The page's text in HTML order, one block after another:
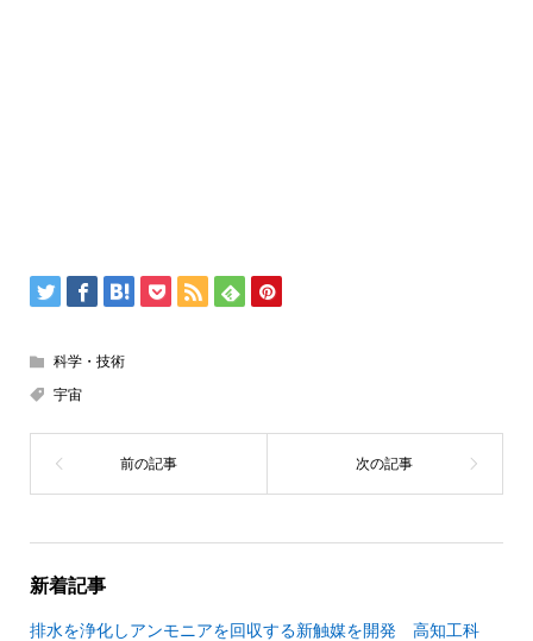
科学・技術
宇宙
新着記事
排水を浄化しアンモニアを回収する新触媒を開発 高知工科